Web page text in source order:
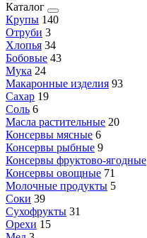
Каталог
Крупы 140
Отруби 3
Хлопья 34
Бобовые 43
Мука 24
Макаронные изделия 93
Сахар 19
Соль 6
Масла растительные 20
Консервы мясные 6
Консервы рыбные 9
Консервы фруктово-ягодные
Консервы овощные 71
Молочные продукты 5
Соки 39
Сухофрукты 31
Орехи 15